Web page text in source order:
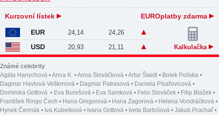
Kurzovní lístek EUROplatby zdarma
EUR 24,14 24,26
USD 20,93 21,11 Kalkulačka
Známé celebrity
Agáta Hanychová •Anna K. •Anna Slováčková •Artur Štaidl • Bolek Polívka •
Dagmar Havlová-Veškrnová • Dagmar Patrasová • Daniela Písařovicová •
Dominika Gottová • Eva Burešová • Eva Samková • Felix Slováček • Filip Blažek •
František Ringo Čech • Hana Gregorová • Hana Zagorová • Helena Vondráčková •
Hynek Čermák • Iva Kubelková • Ivana Gottová • Iveta Bartošová • Jakub Prachař •